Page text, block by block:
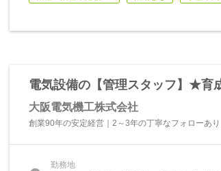
電気設備の【管理スタッフ】★育
大阪電気機工株式会社
創業90年の安定経営｜2～3年の丁寧なフォローあ
勤務地